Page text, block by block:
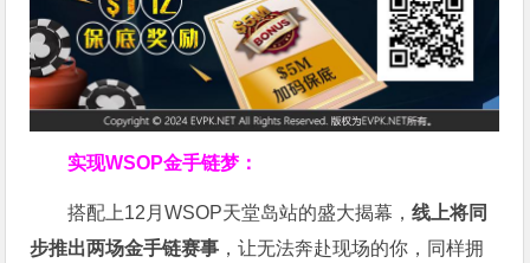
实现WSOP金手链梦：
搭配上12月WSOP天堂岛站的盛大揭幕，线上将同
步推出两场金手链赛事 ，让无法奔赴现场的你，同样拥